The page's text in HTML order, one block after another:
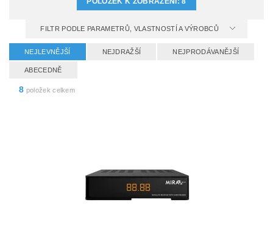
FILTR PODLE PARAMETRŮ, VLASTNOSTÍ A VÝROBCŮ
NEJLEVNĚJŠÍ NEJDRAŽŠÍ NEJPRODÁVANĚJŠÍ
ABECEDNĚ
8 položek celkem